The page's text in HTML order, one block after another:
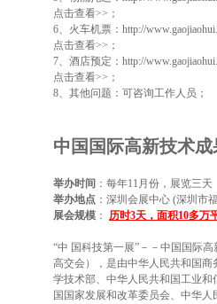
点击查看>> ；
6、火车机票： http://
点击查看>> ；
7、酒店预定： http://
点击查看>> ；
8、其他问题：可咨询工作人员；
中国国际高新技术
举办时间 ：每年11月份，展览三天
举办地点 ：深圳会展中心 (深圳市
展会规模 ： 历时3天，面积10多万
“中 国科技第一展”－－中国国际
高交会），是由中华人民共和国
学技术部、中华人民共和国工业和
国国家发展和改革委员会、中华人